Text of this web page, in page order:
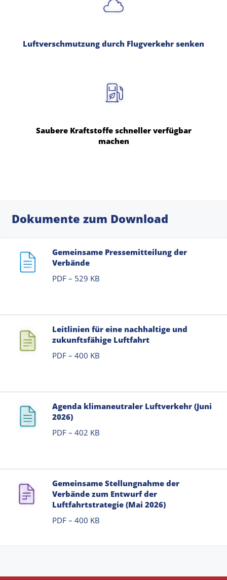
Luftverschmutzung durch Flugverkehr senken
Saubere Kraftstoffe schneller verfügbar
machen
Dokumente zum Download
Gemeinsame Pressemitteilung der
Verbände
PDF – 529 KB
Leitlinien für eine nachhaltige und
zukunftsfähige Luftfahrt
PDF – 400 KB
Agenda klimaneutraler Luftverkehr (Juni
2026)
PDF – 402 KB
Gemeinsame Stellungnahme der
Verbände zum Entwurf der
Luftfahrtstrategie (Mai 2026)
PDF – 400 KB